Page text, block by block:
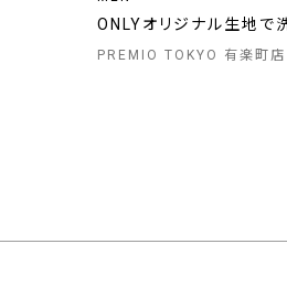
ONLYオリジナル生地で
PREMIO TOKYO 有楽町店